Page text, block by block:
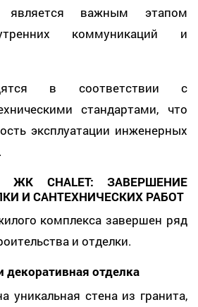
является важным этапом
коммуникаций и
в соответствии с
стандартами, что
эксплуатации инженерных
ЖК CHALET: ЗАВЕРШЕНИЕ
И САНТЕХНИЧЕСКИХ РАБОТ
комплекса завершен ряд
и отделки.
декоративная отделка
уникальная стена из гранита,